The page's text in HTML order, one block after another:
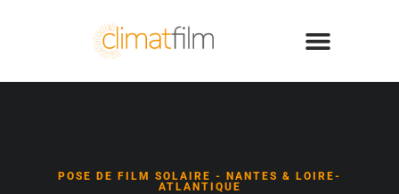
POSE DE FILM SOLAIRE - NANTES & LOIRE-
ATLANTIQUE